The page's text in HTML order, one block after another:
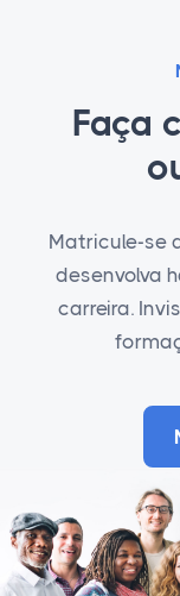
Faça
Matricule-se
desenvolva
carreira.